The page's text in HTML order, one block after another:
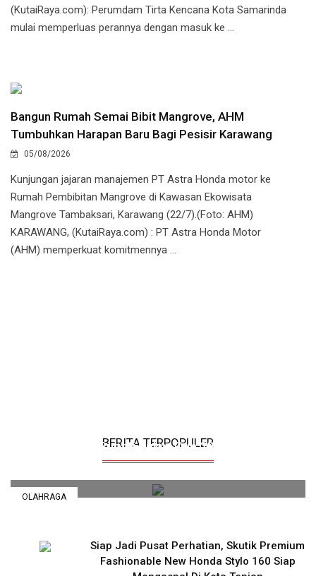
(KutaiRaya.com): Perumdam Tirta Kencana Kota Samarinda
mulai memperluas perannya dengan masuk ke ...
Bangun Rumah Semai Bibit Mangrove, AHM
Tumbuhkan Harapan Baru Bagi Pesisir Karawang
05/08/2026
Kunjungan jajaran manajemen PT Astra Honda motor ke
Rumah Pembibitan Mangrove di Kawasan Ekowisata
Mangrove Tambaksari, Karawang (22/7).(Foto: AHM)
KARAWANG, (KutaiRaya.com) : PT Astra Honda Motor
(AHM) memperkuat komitmennya ...
BERITA TERPOPULER
OLAHRAGA
Bupati Kukar Cup 2025
Siap Jadi Pusat Perhatian, Skutik Premium
Fashionable New Honda Stylo 160 Siap